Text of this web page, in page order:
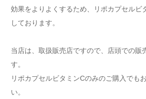
効果をよりよくするため、リポカプセルビ
しております。
当店は、取扱販売店ですので、店頭での販
す。
リポカプセルビタミンCのみのご購入でも
い。